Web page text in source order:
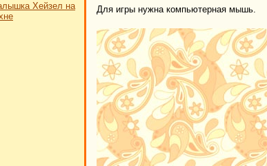
Хейзел на
Для игры нужна компьютерная мышь.